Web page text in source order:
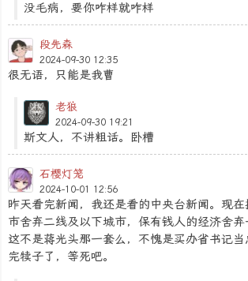
没毛病，要你咋样就咋样
段先森
2024-09-30 12:35
很无语，只能是我曹
老狼
2024-09-30 19:21
斯文人，不讲粗话。卧槽
石樱灯笼
2024-10-01 12:56
昨天看完新闻，我还是看的中央台新闻。现
市舍弃二线及以下城市，保有钱人的经济舍弃
这不是蒋光头那一套么，不愧是买办省书记当
完犊子了，等死吧。